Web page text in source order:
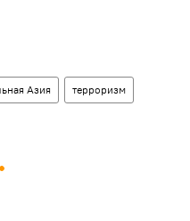
Азия терроризм